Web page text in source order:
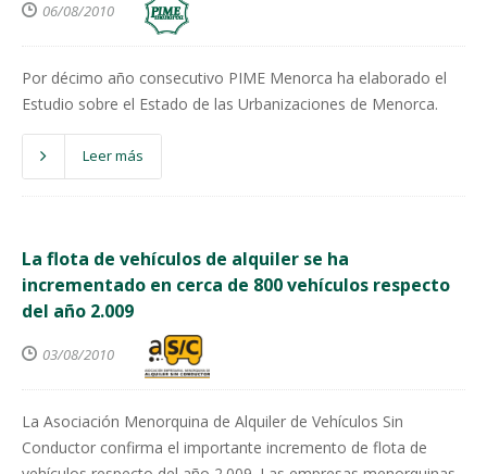
06/08/2010
Por décimo año consecutivo PIME Menorca ha elaborado el
Estudio sobre el Estado de las Urbanizaciones de Menorca.
Leer más
La flota de vehículos de alquiler se ha
incrementado en cerca de 800 vehículos respecto
del año 2.009
03/08/2010
La Asociación Menorquina de Alquiler de Vehículos Sin
Conductor confirma el importante incremento de flota de